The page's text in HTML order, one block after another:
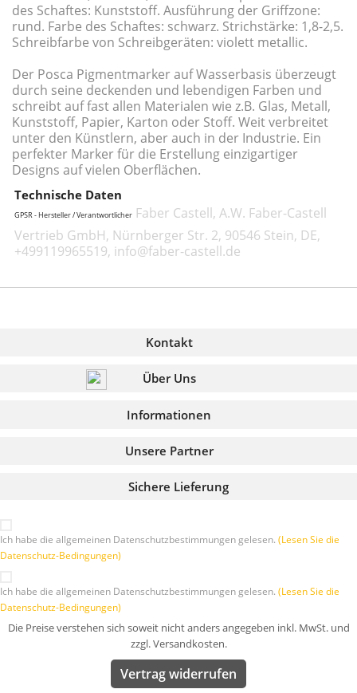
des Schaftes: Kunststoff. Ausführung der Griffzone:
rund. Farbe des Schaftes: schwarz. Strichstärke: 1,8-2,5.
Schreibfarbe von Schreibgeräten: violett metallic.
Der Posca Pigmentmarker auf Wasserbasis überzeugt
durch seine deckenden und lebendigen Farben und
schreibt auf fast allen Materialen wie z.B. Glas, Metall,
Kunststoff, Papier, Karton oder Stoff. Weit verbreitet
unter den Künstlern, aber auch in der Industrie. Ein
perfekter Marker für die Erstellung einzigartiger
Designs auf vielen Oberflächen.
Technische Daten
GPSR - Hersteller / Verantwortlicher Faber Castell, A.W. Faber-Castell
Vertrieb GmbH, Nürnberger Str. 2, 90546 Stein, DE,
+499119965519, info@faber-castell.de
Kontakt
Über Uns
Informationen
Sichere Lieferung
Unsere Partner
Ich habe die allgemeinen Datenschutzbestimmungen gelesen. (Lesen Sie die
Datenschutz-Bedingungen)
Ich habe die allgemeinen Datenschutzbestimmungen gelesen. (Lesen Sie die
Datenschutz-Bedingungen)
Die Preise verstehen sich soweit nicht anders angegeben inkl. MwSt. und
zzgl. Versandkosten.
Vertrag widerrufen